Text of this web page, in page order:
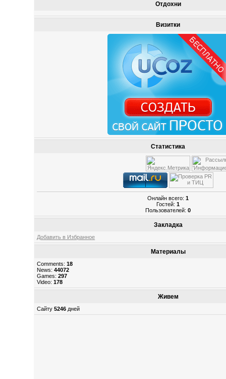
Отдохни
Визитки
Статистика
Онлайн всего:1
Гостей:1
Пользователей:0
Закладка
Добавить в Избранное
Материалы
Comments:18
News:44072
Games:297
Video:178
Живем
Сайту5246 дней